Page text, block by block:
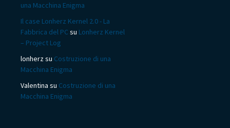
una Macchina Enigma
Il case Lonherz Kernel 2.0 - La
Fabbrica del PCsu Lonherz Kernel
– Project Log
lonherzsu Costruzione di una
Macchina Enigma
Valentina su Costruzione di una
Macchina Enigma